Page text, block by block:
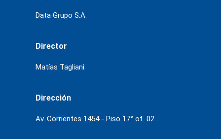
Data Grupo S.A.
Director
Matías Tagliani
Dirección
Av. Corrientes 1454 - Piso 17° of. 02